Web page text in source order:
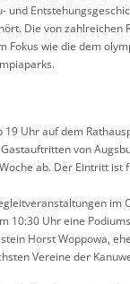
und
Die von
wie die dem
Uhr auf dem
von
ab. Der Eintritt ist
im
10:30 Uhr eine
Horst Woppowa,
Vereine der